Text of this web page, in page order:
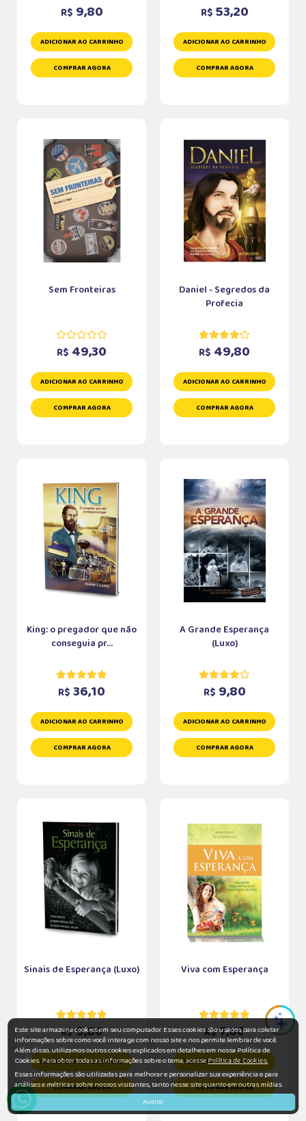
R$ 9,80
ADICIONAR AO CARRINHO
COMPRAR AGORA
R$ 53,20
ADICIONAR AO CARRINHO
COMPRAR AGORA
Sem Fronteiras
R$ 49,30
ADICIONAR AO CARRINHO
COMPRAR AGORA
Daniel - Segredos da
Profecia
R$ 49,80
ADICIONAR AO CARRINHO
COMPRAR AGORA
King: o pregador que não
conseguia pr...
R$ 36,10
ADICIONAR AO CARRINHO
COMPRAR AGORA
A Grande Esperança
(Luxo)
R$ 9,80
ADICIONAR AO CARRINHO
COMPRAR AGORA
Sinais de Esperança (Luxo)
R$9,80
ADICIONAR AO CARRINHO
COMPRAR AGORA
Viva com Esperança
R$7,60
ADICIONAR AO CARRINHO
COMPRAR AGORA
Este site armazena cookies em seu computador. Esses cookies são usados para coletar
informações sobre como você interage com nosso site e nos permite lembrar de você.
Além disso, utilizamos outros cookies explicados em detalhes em nossa Política de
Cookies. Para obter todas as informações sobre o tema, acessePolítica de Cookies.
Essas informações são utilizadas para melhorar e personalizar sua experiência e para
análises e métricas sobre nossos visitantes, tanto nesse site quanto em outras mídias.
Aceito